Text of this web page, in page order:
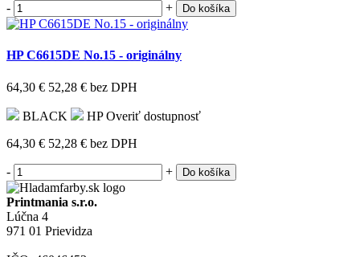
- + Do košíka
HP C6615DE No.15 - originálny
64,30 € 52,28 € bez DPH
BLACK HP Overiť dostupnosť
64,30 € 52,28 € bez DPH
- + Do košíka
Printmania s.r.o.
Lúčna 4
971 01 Prievidza